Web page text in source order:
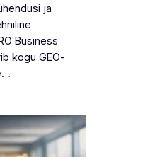
ja
Business
kogu GEO-